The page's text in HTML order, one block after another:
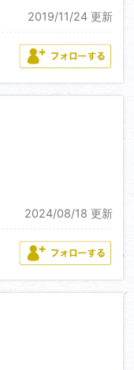
2019/11/24 更新
2024/08/18 更新